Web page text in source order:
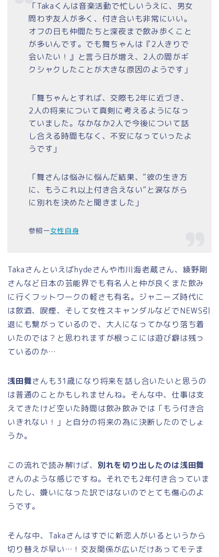
「Takaくんは音楽活動で忙しいうえに、男女
問わず友人が多く、付き合いも非常にいい。
オフの日も仲間たちと深夜まで飲み歩くこと
が多いんです。でも舞ちゃんは『2人きりで
会いたい！』と言う日が増え、2人の間がギ
クシャクしたことが大きな原因のようです」
「舞ちゃんとすれば、交際も2年に近づき、
2人の将来について真剣に考えるようになっ
ていました。なかなか2人で今後について話
し合える時間もなく、不安になっていったよ
うです」
「舞さんは悩みに悩んだ結果、“彼の生き方
に、もうこれ以上付き合えない”と涙ながら
に別れを決めたと聞きました」
参照ー女性自身
Takaさんといえばhydeさんや市川海老蔵さん、綾野剛
さんなど日本の芸能界でも有名人と仲が良くまた飲み
に行くフットワークの軽さも有名。ジャニーズ時代に
は飲酒、喫煙、そして女性スキャンダルなどでNEWS引
退にも繋がっているので、大人になってかなり落ち着
いたのでは？と思われますが根っこには遊び癖は残っ
ているのか…
浅田舞さんも31歳になり将来を話し合いたいと思うの
は普通のことかもしれませんね。そんな中、仕事は支
えてきたけど空いた時間は飲み飲みでは「もう付き合
いきれない！」と自分の将来の為に決断したのでしょ
うか。
この流れで読み解けば、 別れを切り出したのは浅田舞
さんのような感じですね。それでも2年付き合っていま
したし、嫌いになった訳ではないのでとても傷心のよ
うです。
そんな中、Takaさんはすでに新恋人がいるというから
切り替えが早い…！交友関係が広いだけあってモテま